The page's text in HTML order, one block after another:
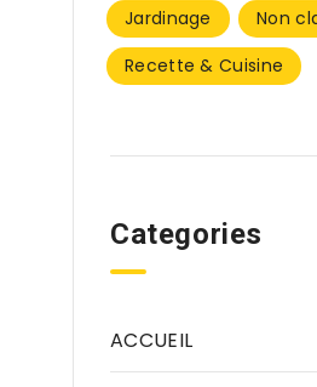
Jardinage
Non
Recette & Cuisine
Categories
ACCUEIL